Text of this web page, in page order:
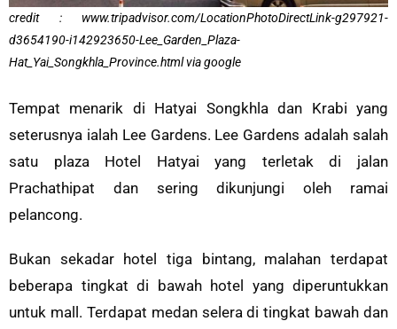
credit : www.tripadvisor.com/LocationPhotoDirectLink-g297921-
d3654190-i142923650-Lee_Garden_Plaza-
Hat_Yai_Songkhla_Province.html via google
Tempat menarik di Hatyai Songkhla dan Krabi yang
seterusnya ialah Lee Gardens. Lee Gardens adalah salah
satu plaza Hotel Hatyai yang terletak di jalan
Prachathipat dan sering dikunjungi oleh ramai
pelancong.
Bukan sekadar hotel tiga bintang, malahan terdapat
beberapa tingkat di bawah hotel yang diperuntukkan
untuk mall. Terdapat medan selera di tingkat bawah dan